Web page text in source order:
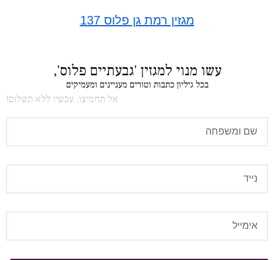
מגזין רמת גן פלוס 137
עשו מנוי למגזין 'גבעתיים פלוס',
בכל גיליון כתבות וטורים מעניינים ומעמיקים
אל תחמיצו, עכשיו ללא תשלום!